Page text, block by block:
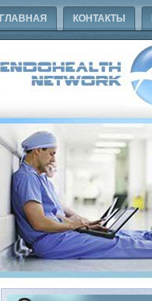
ГЛАВНАЯ КОНТАКТЫ